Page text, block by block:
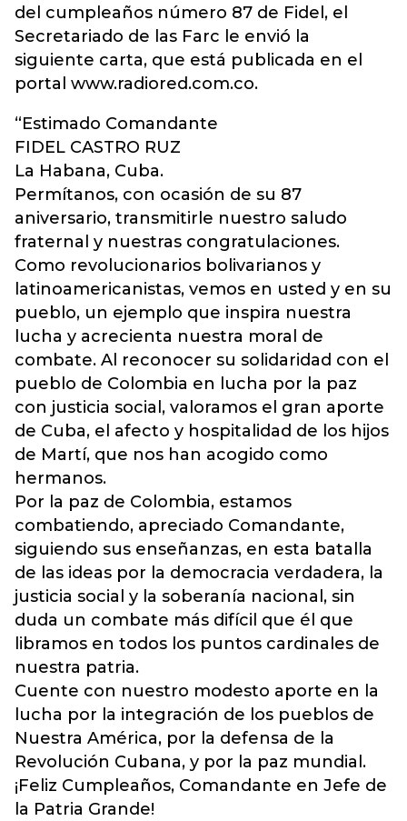
del cumpleaños número 87 de Fidel, el
Secretariado de las Farc le envió la
siguiente carta, que está publicada en el
portal www.radiored.com.co.
“Estimado Comandante
FIDEL CASTRO RUZ
La Habana, Cuba.
Permítanos, con ocasión de su 87
aniversario, transmitirle nuestro saludo
fraternal y nuestras congratulaciones.
Como revolucionarios bolivarianos y
latinoamericanistas, vemos en usted y en su
pueblo, un ejemplo que inspira nuestra
lucha y acrecienta nuestra moral de
combate. Al reconocer su solidaridad con el
pueblo de Colombia en lucha por la paz
con justicia social, valoramos el gran aporte
de Cuba, el afecto y hospitalidad de los hijos
de Martí, que nos han acogido como
hermanos.
Por la paz de Colombia, estamos
combatiendo, apreciado Comandante,
siguiendo sus enseñanzas, en esta batalla
de las ideas por la democracia verdadera, la
justicia social y la soberanía nacional, sin
duda un combate más difícil que él que
libramos en todos los puntos cardinales de
nuestra patria.
Cuente con nuestro modesto aporte en la
lucha por la integración de los pueblos de
Nuestra América, por la defensa de la
Revolución Cubana, y por la paz mundial.
¡Feliz Cumpleaños, Comandante en Jefe de
la Patria Grande!